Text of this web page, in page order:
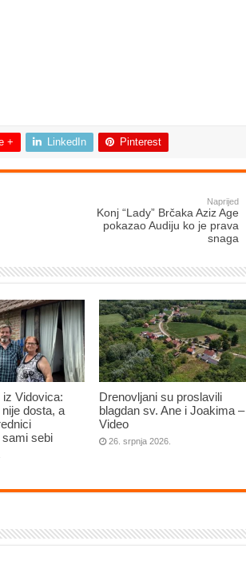
+ LinkedIn Pinterest
Naprijed
Konj “Lady” Brčaka Aziz Age
pokazao Audiju ko je prava
snaga
Vidovica:
dosta, a
sami sebi
Drenovljani su proslavili
blagdan sv. Ane i Joakima –
Video
26. srpnja 2026.